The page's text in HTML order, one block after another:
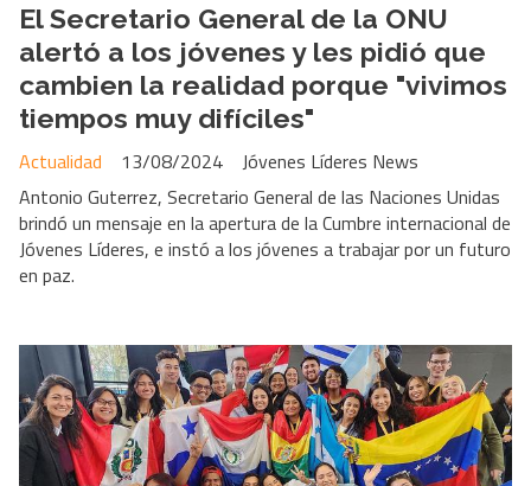
El Secretario General de la ONU
alertó a los jóvenes y les pidió que
cambien la realidad porque "vivimos
tiempos muy difíciles"
Jóvenes Líderes News
Actualidad
13/08/2024
Antonio Guterrez, Secretario General de las Naciones Unidas
brindó un mensaje en la apertura de la Cumbre internacional de
Jóvenes Líderes, e instó a los jóvenes a trabajar por un futuro
en paz.